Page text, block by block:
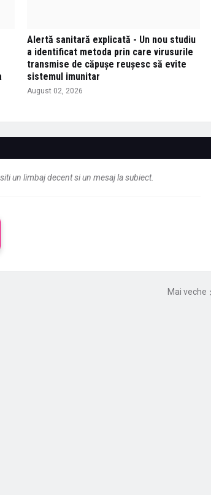
Alertă sanitară explicată - Un nou studiu
a identificat metoda prin care virusurile
transmise de căpușe reușesc să evite
sistemul imunitar
August 02, 2026
un limbaj decent si un mesaj la subiect.
Mai veche